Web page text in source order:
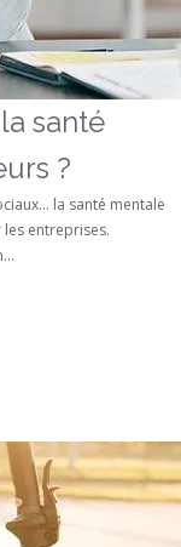
santé
?
la santé mentale
entreprises.